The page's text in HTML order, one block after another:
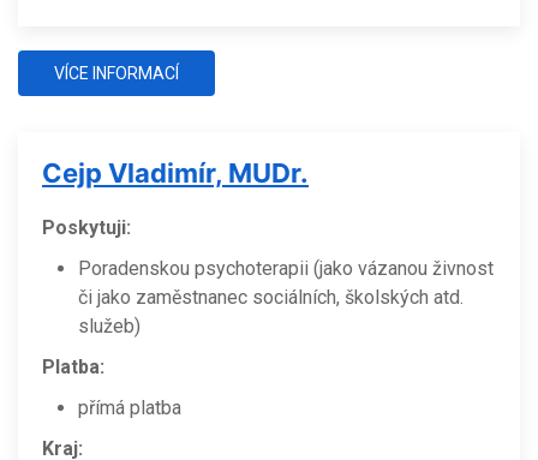
VÍCE INFORMACÍ
Cejp Vladimír, MUDr.
Poskytuji:
Poradenskou psychoterapii (jako vázanou živnost
či jako zaměstnanec sociálních, školských atd.
služeb)
Platba:
přímá platba
Kraj: